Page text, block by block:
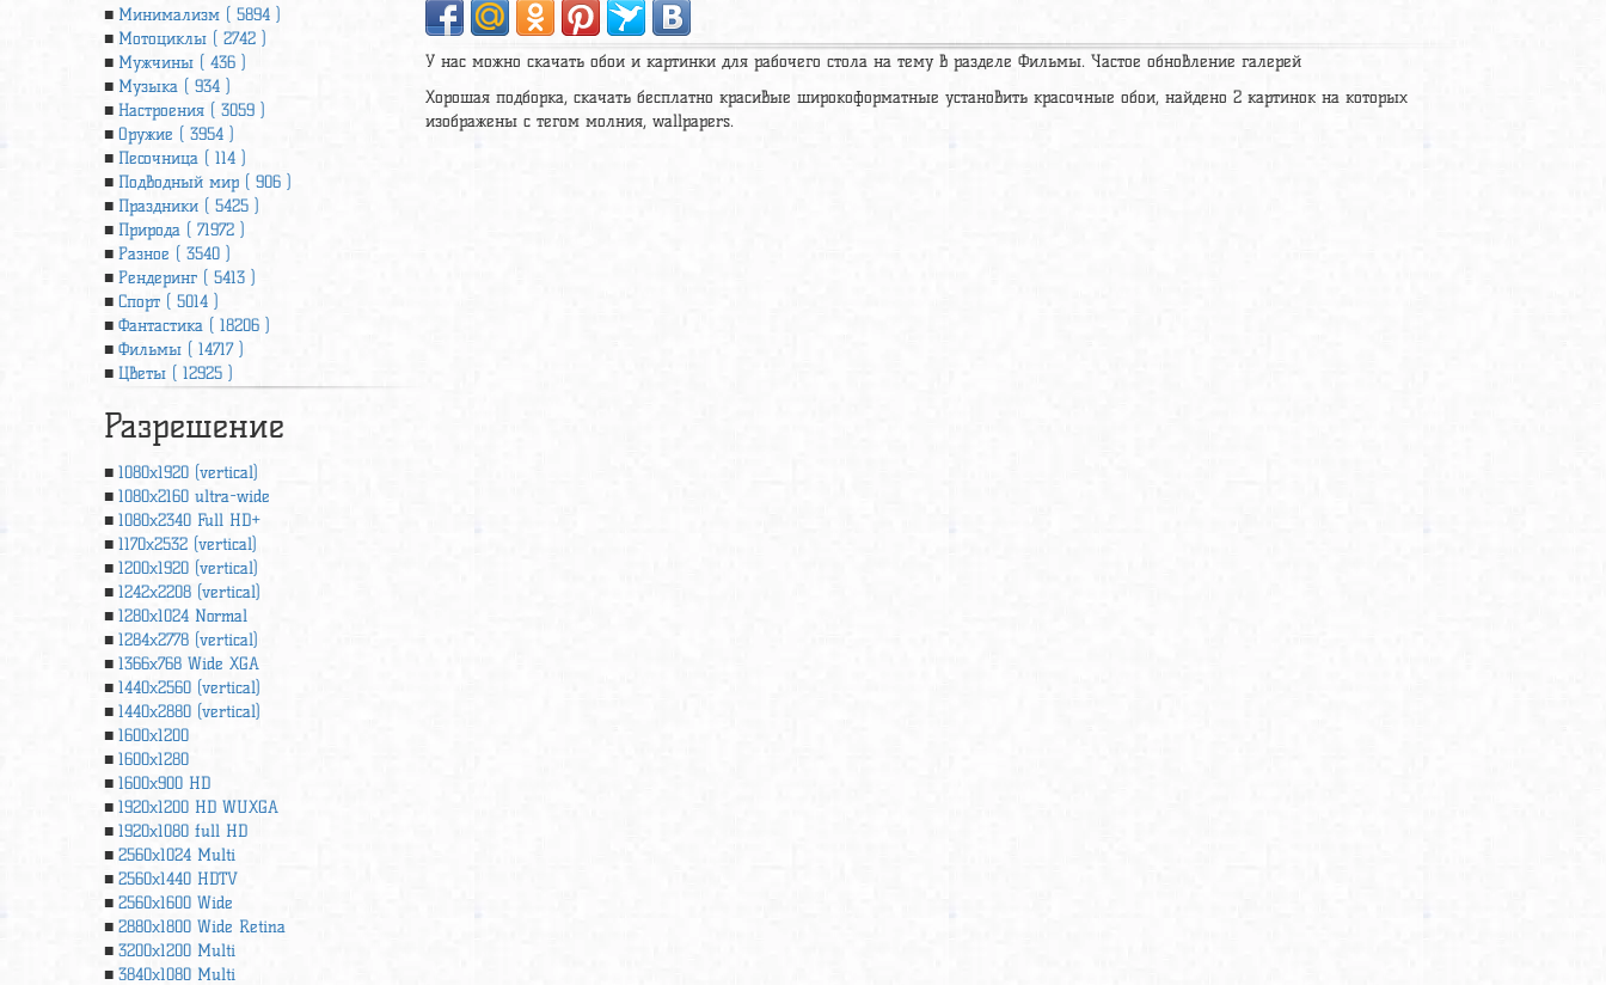
Минимализм ( 5894 )
Мотоциклы ( 2742 )
Мужчины ( 436 )
Музыка ( 934 )
Настроения ( 3059 )
Оружие ( 3954 )
Песочница ( 114 )
Подводный мир ( 906 )
Праздники ( 5425 )
Природа ( 71972 )
Разное ( 3540 )
Рендеринг ( 5413 )
Спорт ( 5014 )
Фантастика ( 18206 )
Фильмы ( 14717 )
Цветы ( 12925 )
Разрешение
1080x1920 (vertical)
1080x2160 ultra-wide
1080x2340 Full HD+
1170x2532 (vertical)
1200x1920 (vertical)
1242x2208 (vertical)
1280x1024 Normal
1284x2778 (vertical)
1366х768 Wide XGA
1440x2560 (vertical)
1440x2880 (vertical)
1600x1200
1600x1280
1600x900 HD
1920x1200 HD WUXGA
1920х1080 full HD
2560x1024 Multi
2560x1440 HDTV
2560x1600 Wide
2880x1800 Wide Retina
3200x1200 Multi
3840x1080 Multi
У нас можно скачать обои и картинки для рабочего стола на тему в разделе Фильмы. Частое обновление галерей
Хорошая подборка, скачать бесплатно красивые широкоформатные установить красочные обои, найдено 2 картинок на которых
изображены c тегом молния, wallpapers.